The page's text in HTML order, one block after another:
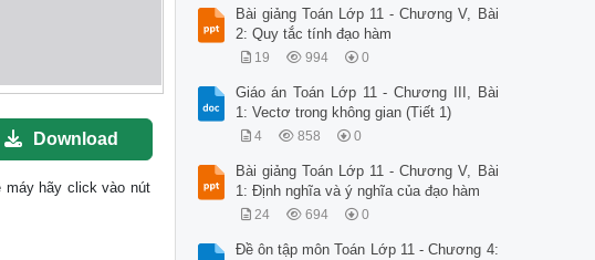
Download
máy hãy click vào nút
Bài giảng Toán Lớp 11 - Chương V, Bài
2: Quy tắc tính đạo hàm
19 994 0
Giáo án Toán Lớp 11 - Chương III, Bài
1: Vectơ trong không gian (Tiết 1)
4 858 0
Bài giảng Toán Lớp 11 - Chương V, Bài
1: Định nghĩa và ý nghĩa của đạo hàm
24 694 0
Đề ôn tập môn Toán Lớp 11 - Chương 4: